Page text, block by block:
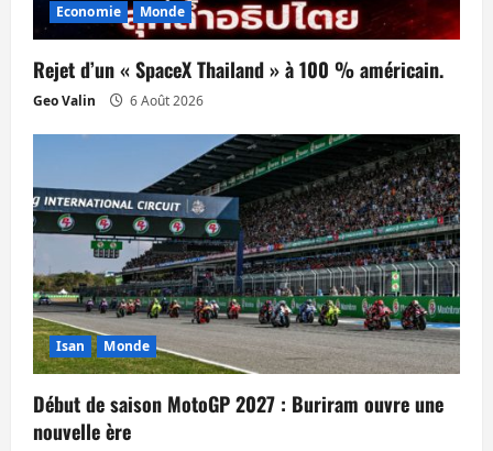
a
r
t
i
c
l
e
Economie Monde
Rejet d’un « SpaceX Thailand » à 100 % américain.
Geo Valin 6 Août 2026
Isan Monde
Début de saison MotoGP 2027 : Buriram ouvre une
nouvelle ère